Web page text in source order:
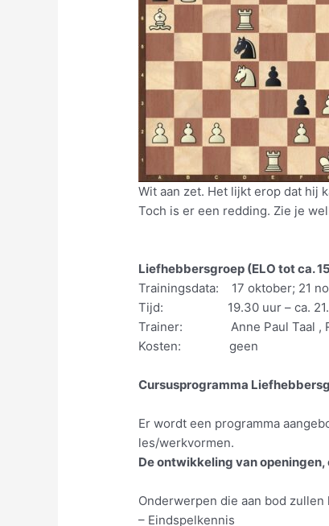
Wit aan zet. Het lijkt erop dat hij
Toch is er een redding. Zie je
Liefhebbersgroep (ELO tot ca.
Trainingsdata: 17 oktober; 21
Tijd: 19.30 uur – ca.
Trainer: Anne Paul Taal ,
Kosten: geen
Cursusprogramma
Er wordt een programma
les/werkvormen.
De ontwikkeling van
Onderwerpen die aan bod
– Eindspelkennis